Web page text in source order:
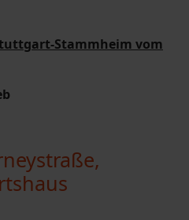
Stammheim vom